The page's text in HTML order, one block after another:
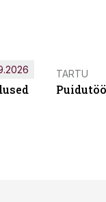
TARTU